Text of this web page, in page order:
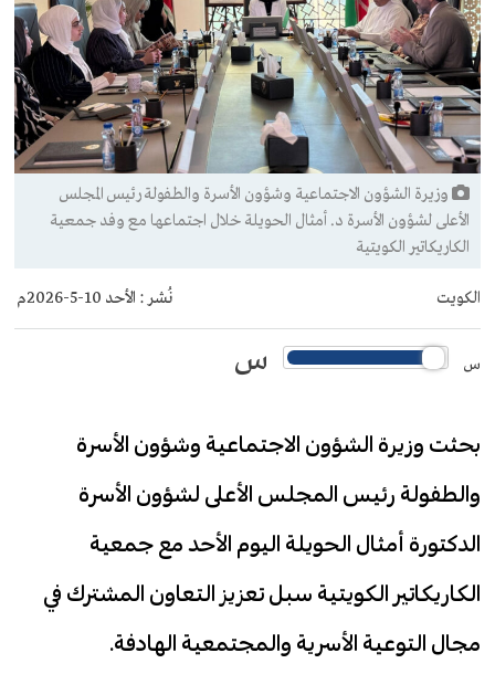
وزيرة الشؤون الاجتماعية وشؤون الأسرة والطفولة رئيس المجلس
الأعلى لشؤون الأسرة د. أمثال الحويلة خلال اجتماعها مع وفد جمعية
الكاريكاتير الكويتية
الكويت نُشر : الأحد 10-5-2026م
س س
بحثت وزيرة الشؤون الاجتماعية وشؤون الأسرة
والطفولة رئيس المجلس الأعلى لشؤون الأسرة
الدكتورة أمثال الحويلة اليوم الأحد مع جمعية
الكاريكاتير الكويتية سبل تعزيز التعاون المشترك في
مجال التوعية الأسرية والمجتمعية الهادفة.